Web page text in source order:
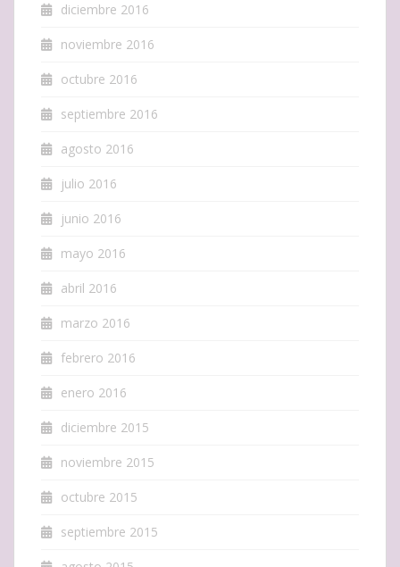
diciembre 2016
noviembre 2016
octubre 2016
septiembre 2016
agosto 2016
julio 2016
junio 2016
mayo 2016
abril 2016
marzo 2016
febrero 2016
enero 2016
diciembre 2015
noviembre 2015
octubre 2015
septiembre 2015